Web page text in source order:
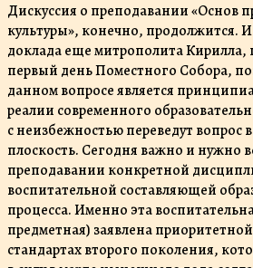
Дискуссия о преподавании «Основ
культуры», конечно, продолжится. И
доклада еще митрополита Кирилла,
первый день Поместного Собора,
данном вопросе является
реалии современного
с неизбежностью переведут вопрос
плоскость. Сегодня важно и нужно
преподавании конкретной
воспитательной составляющей
процесса. Именно эта
предметная) заявлена
стандартах второго поколения,